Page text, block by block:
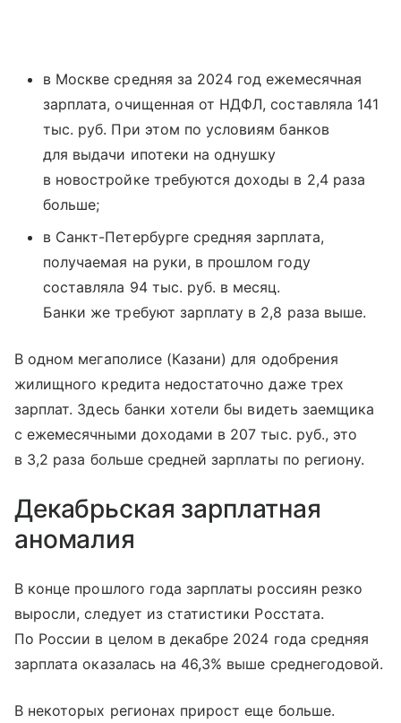
в Москве средняя за 2024 год ежемесячная
зарплата, очищенная от НДФЛ, составляла 141
тыс. руб. При этом по условиям банков
для выдачи ипотеки на однушку
в новостройке требуются доходы в 2,4 раза
больше;
в Санкт-Петербурге средняя зарплата,
получаемая на руки, в прошлом году
составляла 94 тыс. руб. в месяц.
Банки же требуют зарплату в 2,8 раза выше.
В одном мегаполисе (Казани) для одобрения
жилищного кредита недостаточно даже трех
зарплат. Здесь банки хотели бы видеть заемщика
с ежемесячными доходами в 207 тыс. руб., это
в 3,2 раза больше средней зарплаты по региону.
Декабрьская зарплатная
аномалия
В конце прошлого года зарплаты россиян резко
выросли, следует из статистики Росстата.
По России в целом в декабре 2024 года средняя
зарплата оказалась на 46,3% выше среднегодовой.
В некоторых регионах прирост еще больше.